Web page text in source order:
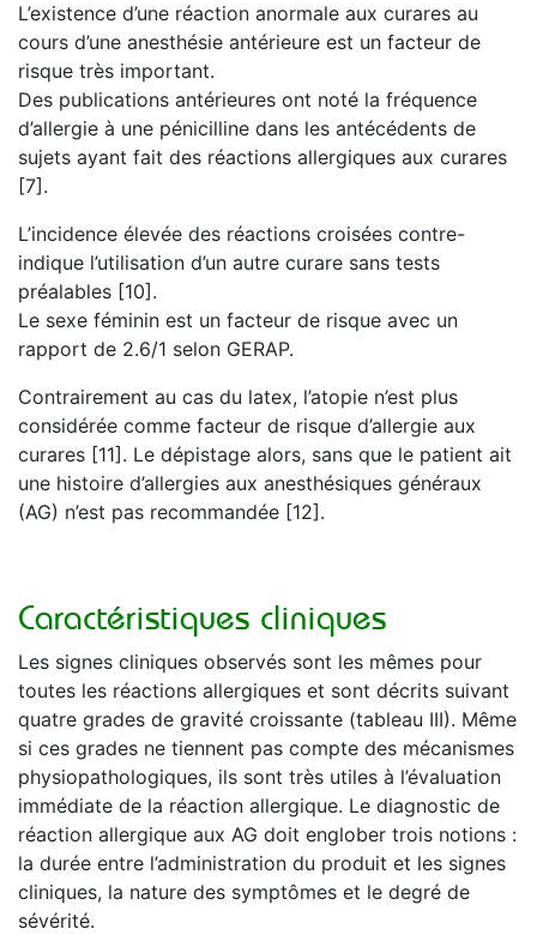
L’existence d’une réaction anormale aux curares au
cours d’une anesthésie antérieure est un facteur de
risque très important.
Des publications antérieures ont noté la fréquence
d’allergie à une pénicilline dans les antécédents de
sujets ayant fait des réactions allergiques aux curares
[7].
L’incidence élevée des réactions croisées contre-
indique l’utilisation d’un autre curare sans tests
préalables [10].
Le sexe féminin est un facteur de risque avec un
rapport de 2.6/1 selon GERAP.
Contrairement au cas du latex, l’atopie n’est plus
considérée comme facteur de risque d’allergie aux
curares [11]. Le dépistage alors, sans que le patient ait
une histoire d’allergies aux anesthésiques généraux
(AG) n’est pas recommandée [12].
Caractéristiques cliniques
Les signes cliniques observés sont les mêmes pour
toutes les réactions allergiques et sont décrits suivant
quatre grades de gravité croissante (tableau III). Même
si ces grades ne tiennent pas compte des mécanismes
physiopathologiques, ils sont très utiles à l’évaluation
immédiate de la réaction allergique. Le diagnostic de
réaction allergique aux AG doit englober trois notions :
la durée entre l’administration du produit et les signes
cliniques, la nature des symptômes et le degré de
sévérité.